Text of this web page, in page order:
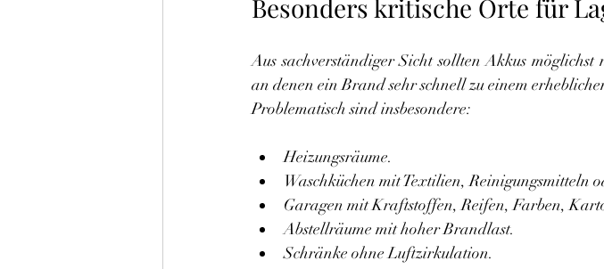
Besonders kritische Orte für
Aus sachverständiger Sicht sollten Akkus
an denen ein Brand sehr schnell zu einem
Problematisch sind insbesondere:
Heizungsräume.
Waschküchen mit Textilien, Reinigungsmitteln
Garagen mit Kraftstoffen, Reifen, Farben,
Abstellräume mit hoher Brandlast.
Schränke ohne Luftzirkulation.